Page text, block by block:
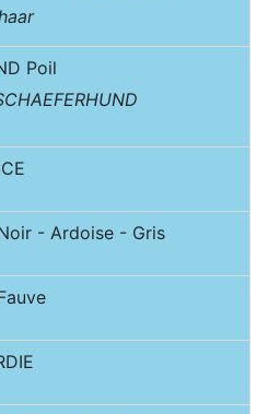
Poil
Noir - Ardoise - Gris